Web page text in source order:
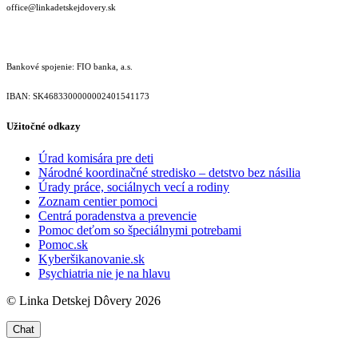
office@linkadetskejdovery.sk
Bankové spojenie: FIO banka, a.s.
IBAN: SK46833000000­02401541173
Užitočné odkazy
Úrad komisára pre deti
Národné koordinačné stredisko – detstvo bez násilia
Úrady práce, sociálnych vecí a rodiny
Zoznam centier pomoci
Centrá poradenstva a prevencie
Pomoc deťom so špeciálnymi potrebami
Pomoc.sk
Kyberšikanovanie.sk
Psychiatria nie je na hlavu
© Linka Detskej Dôvery 2026